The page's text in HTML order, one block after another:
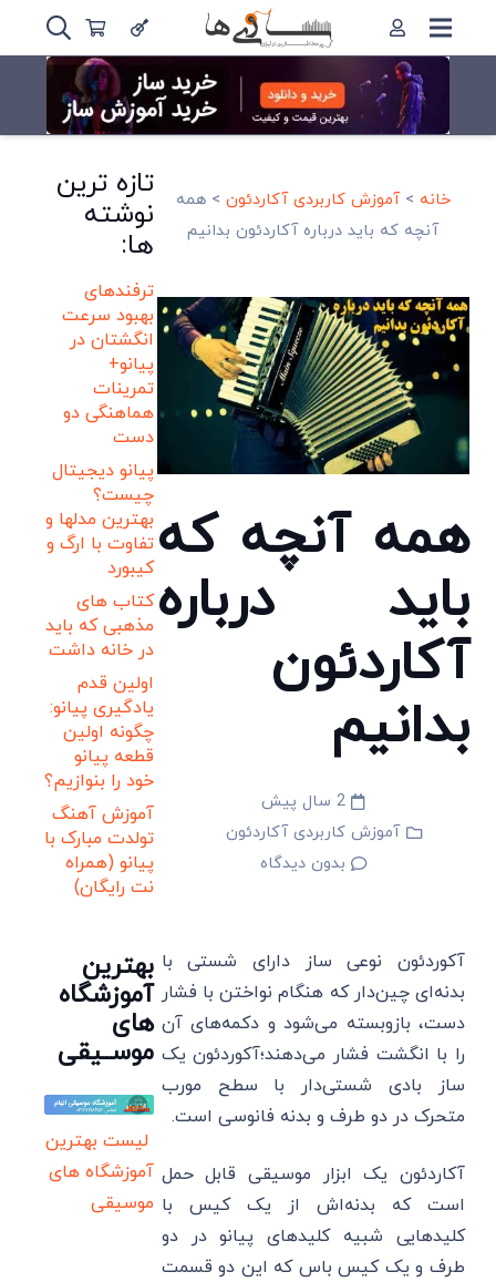
خانه >آموزش کاربردی آکاردئون >همه
آنچه که باید درباره آکاردئون بدانیم
همه آنچه که
باید درباره
آکاردئون
بدانیم
2 سال پیش
آموزش کاربردی آکاردئون
بدون دیدگاه
آکوردئون نوعی ساز دارای شستی با
بدنه‌ای چین‌دار که هنگام نواختن با فشار
دست، بازوبسته می‌شود و دکمه‌های آن
را با انگشت فشار می‌دهند؛آکوردئون یک
ساز بادی شستی‌دار با سطح مورب
متحرک در دو طرف و بدنه فانوسی است.
آکاردئون یک ابزار موسیقی قابل حمل
است که بدنه‌اش از یک کیس با
کلیدهایی شبیه کلیدهای پیانو در دو
طرف و یک کیس باس که این دو قسمت
تازه ترین
نوشته
ها:
ترفندهای
بهبود سرعت
انگشتان در
پیانو+
تمرینات
هماهنگی دو
دست
پیانو دیجیتال
چیست؟
بهترین مدلها و
تفاوت با ارگ و
کیبورد
کتاب های
مذهبی که باید
در خانه داشت
اولین قدم
یادگیری پیانو:
چگونه اولین
قطعه پیانو
خود را بنوازیم؟
آموزش آهنگ
تولدت مبارک با
پیانو (همراه
نت رایگان)
بهترین
آموزشگاه
های
موســیقی
لیست بهترین
آموزشگاه های
موسیقی